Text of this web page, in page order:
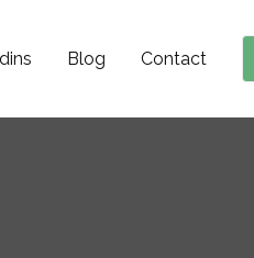
Blog Contact